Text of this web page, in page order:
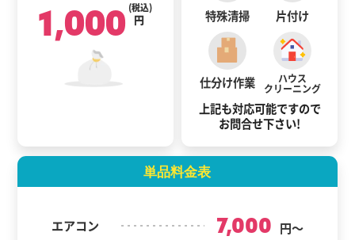
1,000 円
(税込) 特殊清掃 片付け
仕分け作業 ハウス
クリーニング
上記も対応可能ですので
お問合せ下さい!
単品料金表
エアコン 7,000 円～